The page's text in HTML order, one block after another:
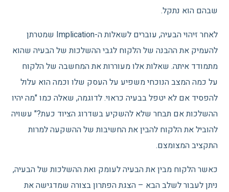
שבהם הוא נתקל.
לאחר זיהוי הבעיה, עוברים לשאלות ה-Implication שמטרתן
להעמיק את ההבנה של הלקוח לגבי ההשלכות של הבעיה שהוא
מתמודד איתה. שאלות אלו מעוררות את המחשבה של הלקוח
על כמה המצב הנוכחי משפיע על העסק שלו וכמה הוא עלול
להפסיד אם לא יטפל בבעיה כראוי. לדוגמה, שאלה כמו "מה יהיו
ההשלכות אם תבחר שלא להשקיע בשדרוג הציוד כעת?" עשויה
להוביל את הלקוח להבין את החשיבות של ההשקעה למרות
התקציב המצומצם.
כאשר הלקוח מבין את הבעיה לעומק ואת ההשלכות של הבעיה,
ניתן לעבור לשלב הבא – הצגת הפתרון בצורה שמדגישה את